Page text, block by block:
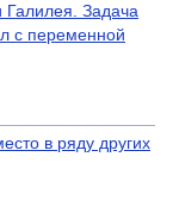
Галилея. Задача
с переменной
в ряду других